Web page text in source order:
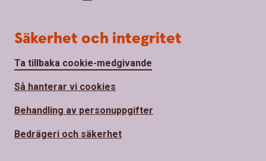
Säkerhet och integritet
Ta tillbaka cookie-medgivande
Så hanterar vi cookies
Behandling av personuppgifter
Bedrägeri och säkerhet